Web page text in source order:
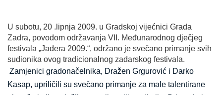
U subotu, 20 .lipnja 2009. u Gradskoj vijećnici Grada
Zadra, povodom održavanja VII. Međunarodnog dječjeg
festivala „Jadera 2009.“, održano je svečano primanje svih
sudionika ovog tradicionalnog zadarskog festivala.
Zamjenici gradonačelnika, Dražen Grgurović i Darko
Kasap, upriličili su svečano primanje za male talentirane